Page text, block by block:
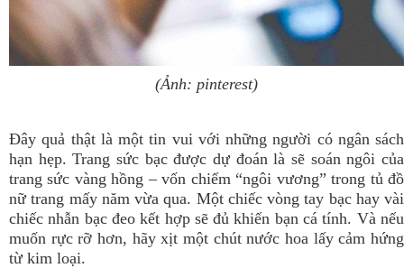
(Ảnh: pinterest)
Đây quả thật là một tin vui với những người có ngân sách
hạn hẹp. Trang sức bạc được dự đoán là sẽ soán ngôi của
trang sức vàng hồng – vốn chiếm “ngôi vương” trong tủ đồ
nữ trang mấy năm vừa qua. Một chiếc vòng tay bạc hay vài
chiếc nhẫn bạc đeo kết hợp sẽ đủ khiến bạn cá tính. Và nếu
muốn rực rỡ hơn, hãy xịt một chút nước hoa lấy cảm hứng
từ kim loại.